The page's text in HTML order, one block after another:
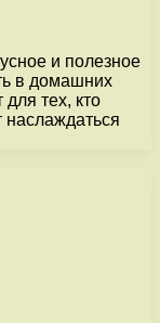
и полезное
в домашних
тех, кто
наслаждаться